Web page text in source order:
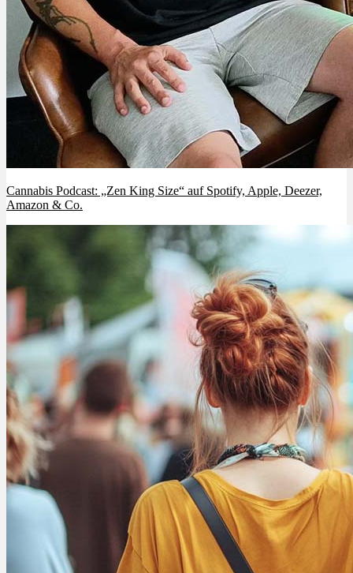
Cannabis Podcast: „Zen King Size“ auf Spotify, Apple, Deezer,
Amazon & Co.